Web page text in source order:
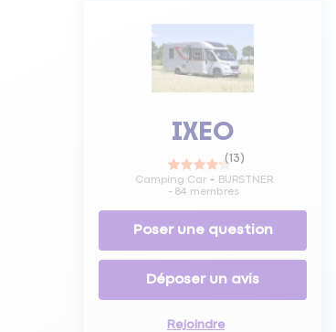
IXEO
(13)
Camping Car
BURSTNER
- 84 membres
Poser une question
Déposer un avis
Rejoindre